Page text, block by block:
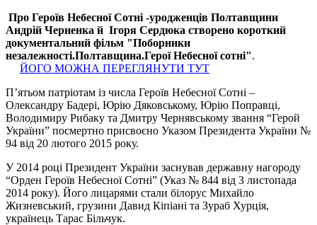
Про Героїв Небесної Сотні -уродженців Полтавщини
Андрій Черненка й Ігоря Сердюка створено короткий
документальний фільм "Поборники
незалежності.Полтавщина.Герої Небесної сотні".
ЙОГО МОЖНА ПЕРЕГЛЯНУТИ ТУТ
П’ятьом патріотам із числа Героїв Небесної Сотні –
Олександру Бадері, Юрію Дяковському, Юрію Поправці,
Володимиру Рибаку та Дмитру Чернявському звання “Герой
України” посмертно присвоєно Указом Президента України №
94 від 20 лютого 2015 року.
У 2014 році Президент України заснував державну нагороду
“Орден Героїв Небесної Сотні” (Указ № 844 від 3 листопада
2014 року). Його лицарями стали білорус Михайло
Жизневський, грузини Давид Кіпіані та Зураб Хурція,
українець Тарас Більчук.